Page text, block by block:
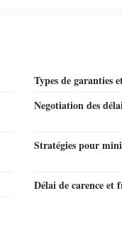
Types de garanties
Negotiation des
Stratégies pour
Délai de carence et